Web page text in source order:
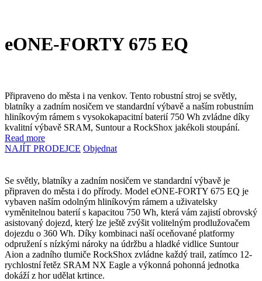
eONE-FORTY 675 EQ
Připraveno do města i na venkov. Tento robustní stroj se světly,
blatníky a zadním nosičem ve standardní výbavě a naším robustním
hliníkovým rámem s vysokokapacitní baterií 750 Wh zvládne díky
kvalitní výbavě SRAM, Suntour a RockShox jakékoli stoupání.
Read more
NAJÍT PRODEJCE Objednat
Se světly, blatníky a zadním nosičem ve standardní výbavě je
připraven do města i do přírody. Model eONE-FORTY 675 EQ je
vybaven naším odolným hliníkovým rámem a uživatelsky
vyměnitelnou baterií s kapacitou 750 Wh, která vám zajistí obrovský
asistovaný dojezd, který lze ještě zvýšit volitelným prodlužovačem
dojezdu o 360 Wh. Díky kombinaci naší oceňované platformy
odpružení s nízkými nároky na údržbu a hladké vidlice Suntour
Aion a zadního tlumiče RockShox zvládne každý trail, zatímco 12-
rychlostní řetěz SRAM NX Eagle a výkonná pohonná jednotka
dokáží z hor udělat krtince.